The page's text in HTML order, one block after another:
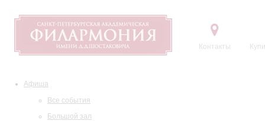
Контакты
Афиша
Все события
Большой зал